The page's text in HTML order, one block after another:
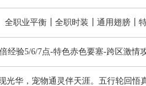
全职业平衡┃全职时装┃通用翅膀┃
经验5/6/7点-特色赤色要塞-跨区激情
光华，宠物通灵伴天涯。五行轮回悟